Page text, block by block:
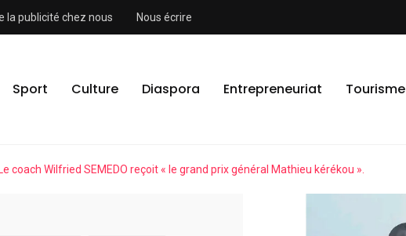
la publicité chez nous Nous écrire
Sport Culture Diaspora Entrepreneuriat Tourisme
coach Wilfried SEMEDO reçoit « le grand prix général Mathieu kérékou ».